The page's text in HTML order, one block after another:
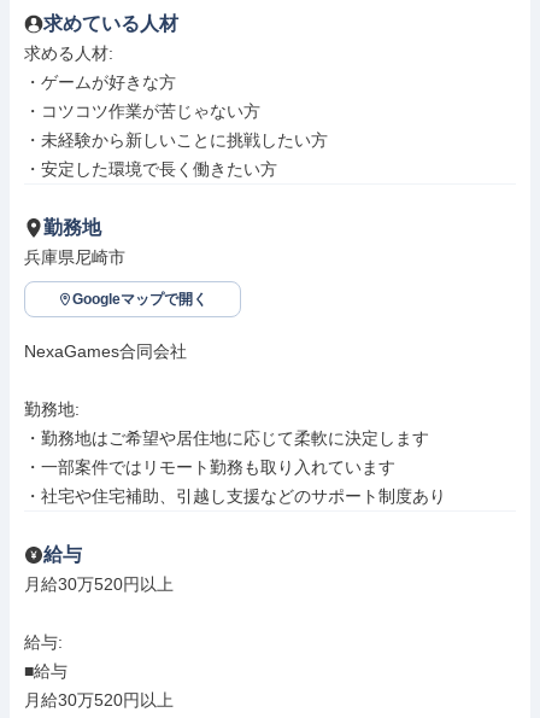
求めている人材
求める人材:
・ゲームが好きな方
・コツコツ作業が苦じゃない方
・未経験から新しいことに挑戦したい方
・安定した環境で長く働きたい方
勤務地
兵庫県尼崎市
Googleマップで開く
NexaGames合同会社
勤務地:
・勤務地はご希望や居住地に応じて柔軟に決定します
・一部案件ではリモート勤務も取り入れています
・社宅や住宅補助、引越し支援などのサポート制度あり
給与
月給30万520円以上
給与:
■給与
月給30万520円以上